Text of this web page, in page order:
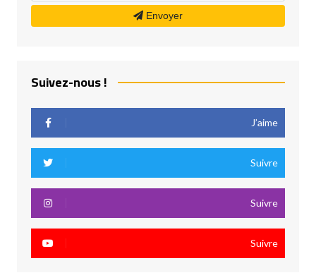
Envoyer
Suivez-nous !
J’aime
Suivre
Suivre
Suivre